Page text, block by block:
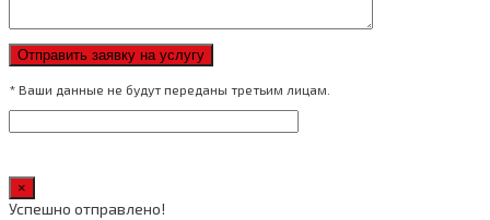
* Ваши данные не будут переданы третьим лицам.
×
Успешно отправлено!